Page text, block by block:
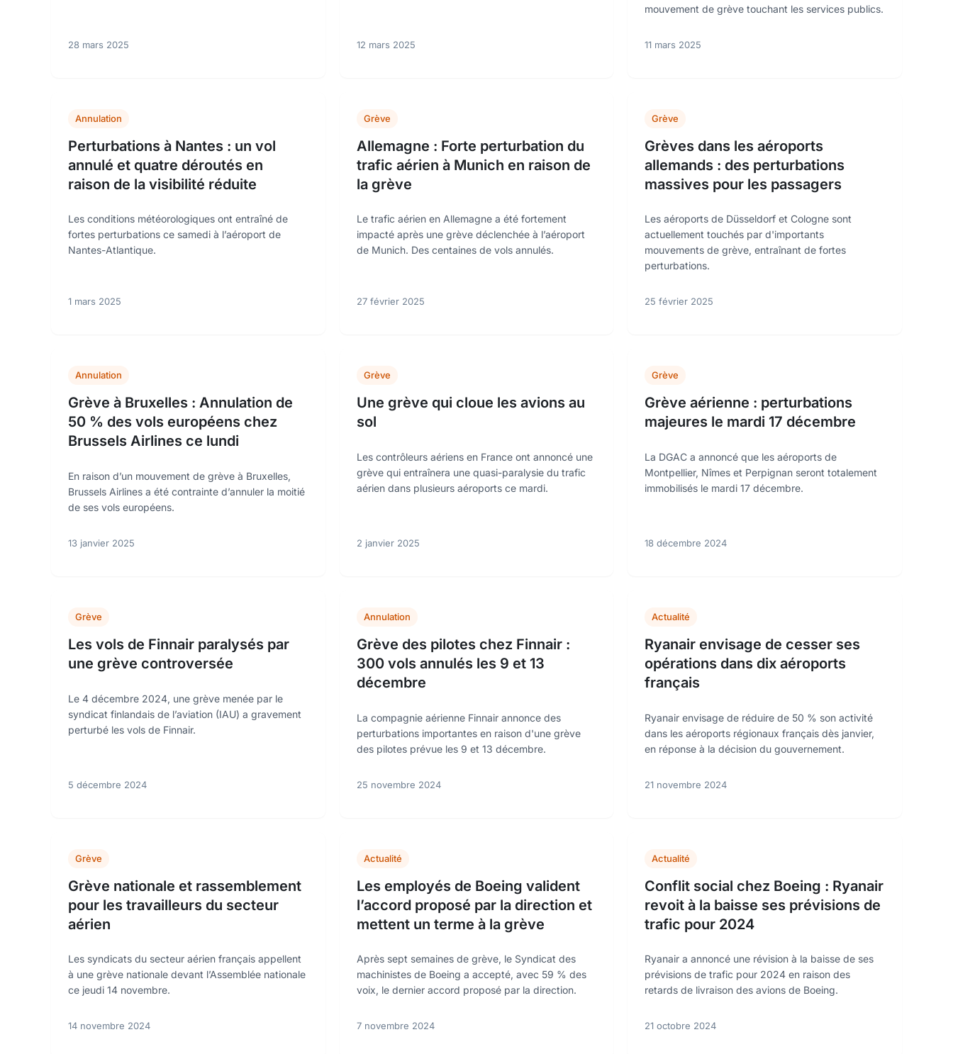
28 mars 2025 12 mars 2025
mouvement de grève touchant les services publics.
11 mars 2025
Annulation
Perturbations à Nantes : un vol
annulé et quatre déroutés en
raison de la visibilité réduite
Les conditions météorologiques ont entraîné de
fortes perturbations ce samedi à l’aéroport de
Nantes-Atlantique.
1 mars 2025
Grève
Allemagne : Forte perturbation du
trafic aérien à Munich en raison de
la grève
Le trafic aérien en Allemagne a été fortement
impacté après une grève déclenchée à l’aéroport
de Munich. Des centaines de vols annulés.
27 février 2025
Grève
Grèves dans les aéroports
allemands : des perturbations
massives pour les passagers
Les aéroports de Düsseldorf et Cologne sont
actuellement touchés par d'importants
mouvements de grève, entraînant de fortes
perturbations.
25 février 2025
Annulation
Grève à Bruxelles : Annulation de
50 % des vols européens chez
Brussels Airlines ce lundi
En raison d’un mouvement de grève à Bruxelles,
Brussels Airlines a été contrainte d’annuler la moitié
de ses vols européens.
13 janvier 2025
Grève
Une grève qui cloue les avions au
sol
Les contrôleurs aériens en France ont annoncé une
grève qui entraînera une quasi-paralysie du trafic
aérien dans plusieurs aéroports ce mardi.
2 janvier 2025
Grève
Grève aérienne : perturbations
majeures le mardi 17 décembre
La DGAC a annoncé que les aéroports de
Montpellier, Nîmes et Perpignan seront totalement
immobilisés le mardi 17 décembre.
18 décembre 2024
Grève
Les vols de Finnair paralysés par
une grève controversée
Le 4 décembre 2024, une grève menée par le
syndicat finlandais de l’aviation (IAU) a gravement
perturbé les vols de Finnair.
5 décembre 2024
Annulation
Grève des pilotes chez Finnair :
300 vols annulés les 9 et 13
décembre
La compagnie aérienne Finnair annonce des
perturbations importantes en raison d'une grève
des pilotes prévue les 9 et 13 décembre.
25 novembre 2024
Actualité
Ryanair envisage de cesser ses
opérations dans dix aéroports
français
Ryanair envisage de réduire de 50 % son activité
dans les aéroports régionaux français dès janvier,
en réponse à la décision du gouvernement.
21 novembre 2024
Grève
Grève nationale et rassemblement
pour les travailleurs du secteur
aérien
Les syndicats du secteur aérien français appellent
à une grève nationale devant l’Assemblée nationale
ce jeudi 14 novembre.
14 novembre 2024
Actualité
Les employés de Boeing valident
l’accord proposé par la direction et
mettent un terme à la grève
Après sept semaines de grève, le Syndicat des
machinistes de Boeing a accepté, avec 59 % des
voix, le dernier accord proposé par la direction.
7 novembre 2024
Actualité
Conflit social chez Boeing : Ryanair
revoit à la baisse ses prévisions de
trafic pour 2024
Ryanair a annoncé une révision à la baisse de ses
prévisions de trafic pour 2024 en raison des
retards de livraison des avions de Boeing.
21 octobre 2024